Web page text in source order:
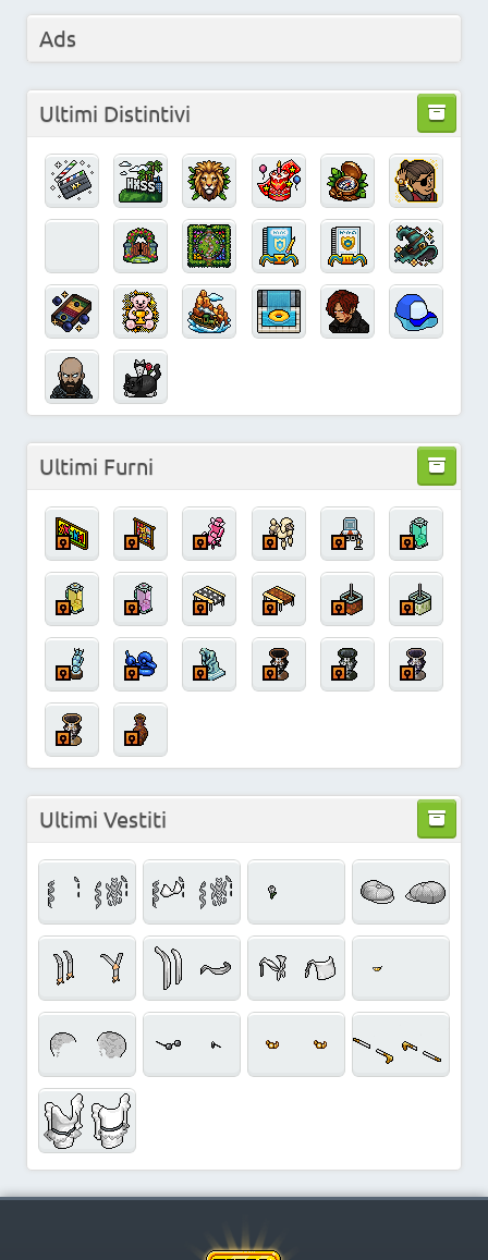
Ads
Ultimi Distintivi
Ultimi Furni
Ultimi Vestiti